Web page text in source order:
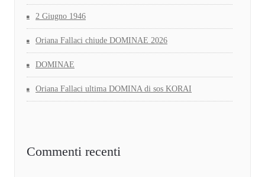
2 Giugno 1946
Oriana Fallaci chiude DOMINAE 2026
DOMINAE
Oriana Fallaci ultima DOMINA di sos KORAI
Commenti recenti